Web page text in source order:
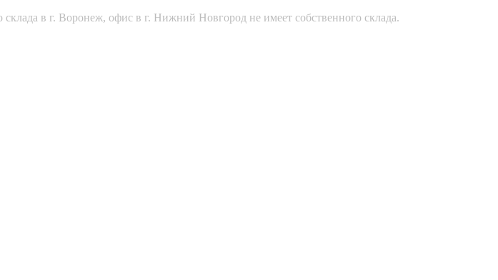
в г. Воронеж, офис в г. Нижний Новгород не имеет собственного склада.